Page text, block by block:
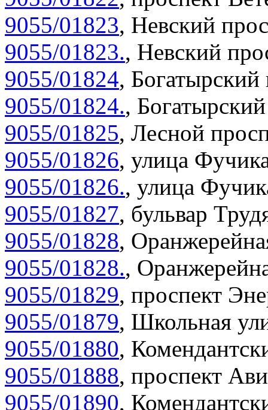
9055/01823, Невский
9055/01823., Невский
9055/01824, Богатырский
9055/01824.,
9055/01825, Лесной
9055/01826, улица
9055/01826., улица
9055/01827, бульвар
9055/01828,
9055/01828.,
9055/01829, проспект
9055/01879, Школьная
9055/01880,
9055/01888, проспект
9055/01890,